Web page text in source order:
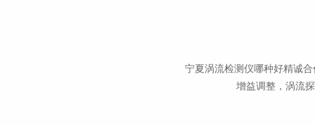
宁夏涡流检测仪哪种好精诚
增益调整，涡流